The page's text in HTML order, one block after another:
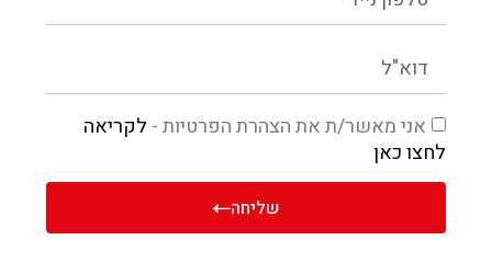
אני מאשר/ת את הצהרת הפרטיות - לקריאה
לחצו כאן
שליחה